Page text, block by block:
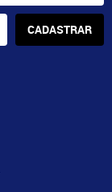
CADASTRAR